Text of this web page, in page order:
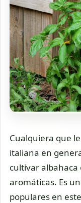
Cualquiera que
italiana en
cultivar
aromáticas. Es
populares en